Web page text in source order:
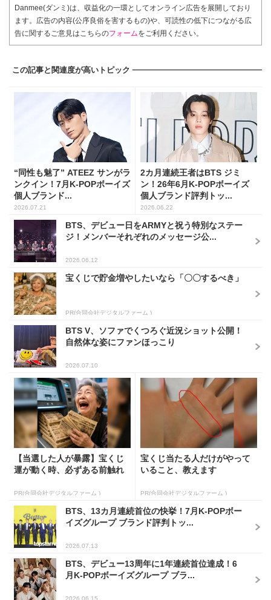
Danmee(ダンミ)は、収益化の一環としてオンライン広告を展開しており
ます。広告の内容(公序良俗を害するもの)や、可読性の低下につながる広
告に関するご意見はこちらのフォームをご利用ください。
この記事と関連度が高いトピック
“同性も魅了” ATEEZ サンがラ
ンクイン！7月K-POPボーイズ
個人ブランド...
2026.07.21
2カ月連続王者はBTS ジミ
ン！26年6月K-POPボーイズ
個人ブランド評判トッ...
2026.06.22
BTS、デビュー日をARMYと祝う特別なステー
ジ！メンバーそれぞれのメッセージ公...
2026.06.12
宝くじで貯金増やしたいなら「〇〇するべき」
PR(合同会社デジタルファーム )
BTS V、ソファでくつろぐ近況ショット公開！
自然体な姿にファンほっこり
2026.07.10
【当選した人が暴露】宝くじ
運が動く時、必ずある前触れ
PR(合同会社デジタルファーム )
宝くじ当たる人だけがやって
いること、教えます
PR(合同会社デジタルファーム )
BTS、13カ月連続首位の快挙！7月K-POPボー
イズグループ ブランド評判トッ...
2026.07.13
BTS、デビュー13周年に1年連続首位達成！6
月K-POPボーイズグループ ブラ...
2026.06.15